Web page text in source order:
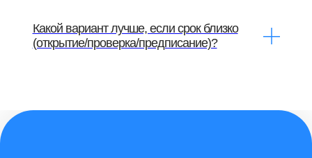
Какой вариант лучше, если срок близко
(открытие/проверка/предписание)?